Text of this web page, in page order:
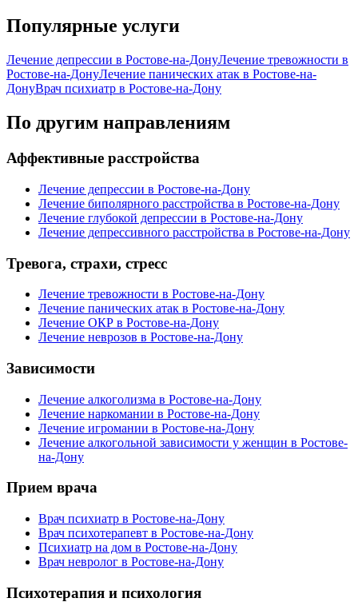
Популярные услуги
Лечение депрессии в Ростове-на-ДонуЛечение тревожности в
Ростове-на-ДонуЛечение панических атак в Ростове-на-
ДонуВрач психиатр в Ростове-на-Дону
По другим направлениям
Аффективные расстройства
Лечение депрессии в Ростове-на-Дону
Лечение биполярного расстройства в Ростове-на-Дону
Лечение глубокой депрессии в Ростове-на-Дону
Лечение депрессивного расстройства в Ростове-на-Дону
Тревога, страхи, стресс
Лечение тревожности в Ростове-на-Дону
Лечение панических атак в Ростове-на-Дону
Лечение ОКР в Ростове-на-Дону
Лечение неврозов в Ростове-на-Дону
Зависимости
Лечение алкоголизма в Ростове-на-Дону
Лечение наркомании в Ростове-на-Дону
Лечение игромании в Ростове-на-Дону
Лечение алкогольной зависимости у женщин в Ростове-
на-Дону
Прием врача
Врач психиатр в Ростове-на-Дону
Врач психотерапевт в Ростове-на-Дону
Психиатр на дом в Ростове-на-Дону
Врач невролог в Ростове-на-Дону
Психотерапия и психология